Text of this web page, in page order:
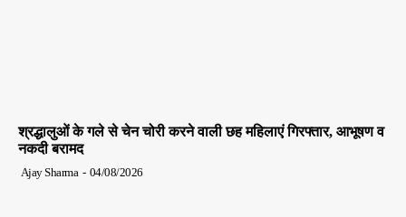
श्रद्धालुओं के गले से चेन चोरी करने वाली छह महिलाएं गिरफ्तार, आभूषण व
नकदी बरामद
Ajay Sharma - 04/08/2026